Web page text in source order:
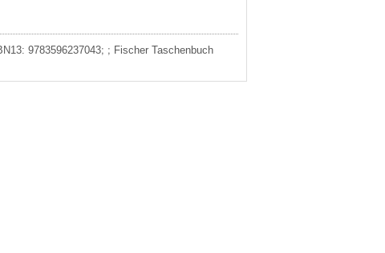
9783596237043; ; Fischer Taschenbuch